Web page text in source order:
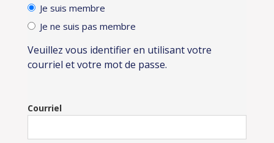
Je suis membre
Je ne suis pas membre
Veuillez vous identifier en utilisant votre
courriel et votre mot de passe.
Courriel